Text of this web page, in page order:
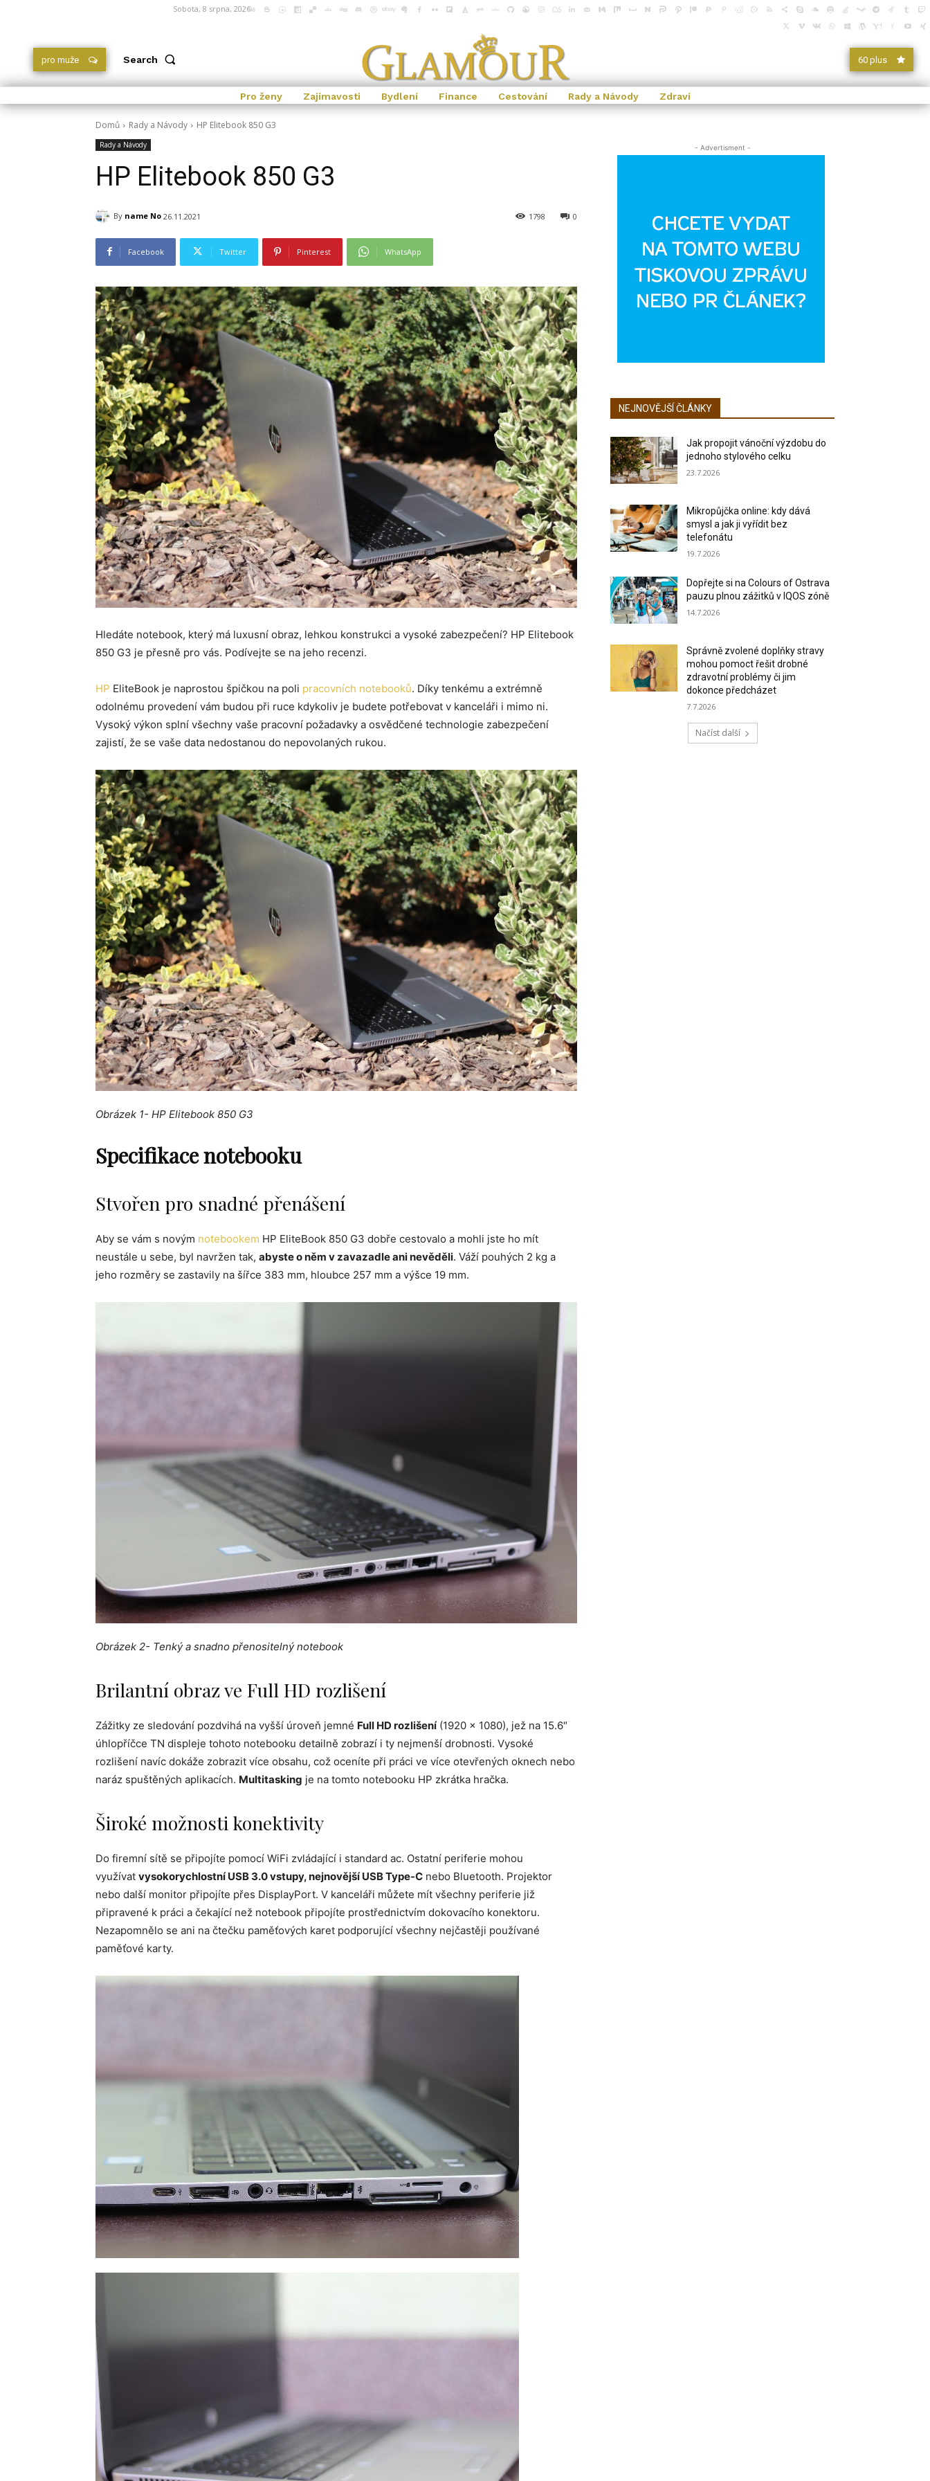
Sobota, 8 srpna, 2026
pro muže Search 60 plus
Pro ženy Zajímavosti Bydlení Finance Cestování Rady a Návody Zdraví
Domů Rady a Návody HP Elitebook 850 G3
Rady a Návody
HP Elitebook 850 G3
By name No 26.11.2021 0
1798
Facebook Twitter Pinterest WhatsApp
Hledáte notebook, který má luxusní obraz, lehkou konstrukci a vysoké zabezpečení? HP Elitebook
850 G3 je přesně pro vás. Podívejte se na jeho recenzi.
HP EliteBook je naprostou špičkou na poli pracovních notebooků. Díky tenkému a extrémně
odolnému provedení vám budou při ruce kdykoliv je budete potřebovat v kanceláři i mimo ni.
Vysoký výkon splní všechny vaše pracovní požadavky a osvědčené technologie zabezpečení
zajistí, že se vaše data nedostanou do nepovolaných rukou.
Obrázek 1- HP Elitebook 850 G3
Specifikace notebooku
Stvořen pro snadné přenášení
Aby se vám s novým notebookem HP EliteBook 850 G3 dobře cestovalo a mohli jste ho mít
neustále u sebe, byl navržen tak, abyste o něm v zavazadle ani nevěděli. Váží pouhých 2 kg a
jeho rozměry se zastavily na šířce 383 mm, hloubce 257 mm a výšce 19 mm.
Obrázek 2- Tenký a snadno přenositelný notebook
Brilantní obraz ve Full HD rozlišení
Zážitky ze sledování pozdvihá na vyšší úroveň jemné Full HD rozlišení(1920 x 1080), jež na 15.6″
úhlopříčce TN displeje tohoto notebooku detailně zobrazí i ty nejmenší drobnosti. Vysoké
rozlišení navíc dokáže zobrazit více obsahu, což oceníte při práci ve více otevřených oknech nebo
naráz spuštěných aplikacích. Multitasking je na tomto notebooku HP zkrátka hračka.
Široké možnosti konektivity
Do firemní sítě se připojíte pomocí WiFi zvládající i standard ac. Ostatní periferie mohou
využívat vysokorychlostní USB 3.0 vstupy, nejnovější USB Type-C nebo Bluetooth. Projektor
nebo další monitor připojíte přes DisplayPort. V kanceláři můžete mít všechny periferie již
připravené k práci a čekající než notebook připojíte prostřednictvím dokovacího konektoru.
Nezapomnělo se ani na čtečku paměťových karet podporující všechny nejčastěji používané
paměťové karty.
- Advertisment -
NEJNOVĚJŠÍ ČLÁNKY
Jak propojit vánoční výzdobu do
jednoho stylového celku
23.7.2026
Mikropůjčka online: kdy dává
smysl a jak ji vyřídit bez
telefonátu
19.7.2026
Dopřejte si na Colours of Ostrava
pauzu plnou zážitků v IQOS zóně
14.7.2026
Správně zvolené doplňky stravy
mohou pomoct řešit drobné
zdravotní problémy či jim
dokonce předcházet
7.7.2026
Načíst další